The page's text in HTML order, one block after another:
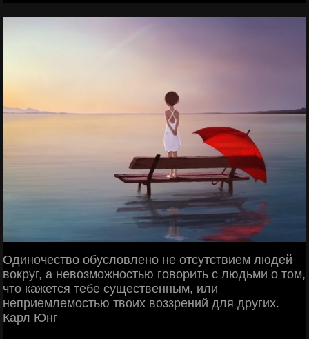
Одиночество обусловлено не отсутствием людей
вокруг, а невозможностью говорить с людьми о том,
что кажется тебе существенным, или
неприемлемостью твоих воззрений для других.
Карл Юнг